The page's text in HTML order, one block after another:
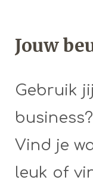
Jouw
Gebruik
business?
Vind je
leuk of